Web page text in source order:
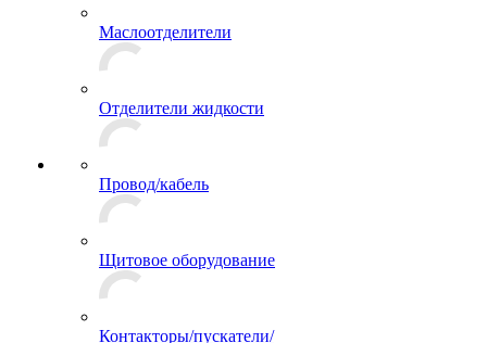
Маслоотделители
Отделители жидкости
Провод/кабель
Щитовое оборудование
Контакторы/пускатели/